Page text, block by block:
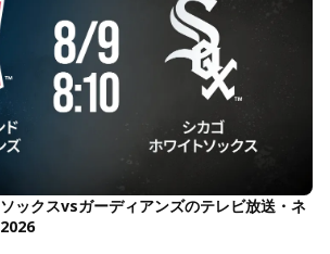
ソックスvsガーディアンズのテレビ放送・ネ